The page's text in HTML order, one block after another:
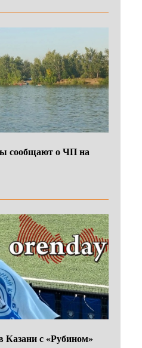
сообщают о ЧП на
Казани с «Рубином»